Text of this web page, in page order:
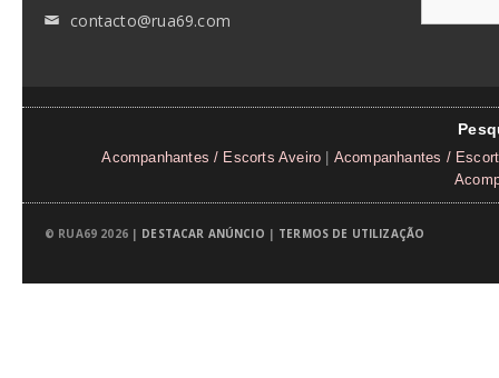
✉ contacto@rua69.com
Acompanhantes / Escorts Aveiro
Acompanhantes /
© RUA69 2026 | DESTACAR ANÚNCIO | TERMOS DE UTILIZAÇÃO